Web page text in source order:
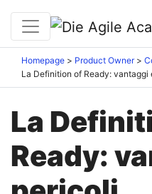
Homepage Product Owner
La Definition of Ready: vantaggi
La
Ready: